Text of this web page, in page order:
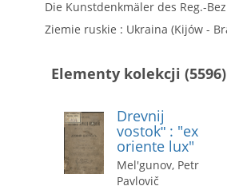
Elementy kolekcji (5596)
Drevnij
vostokʺ : "ex
oriente lux"
Mel'gunov, Petr
Pavlovič